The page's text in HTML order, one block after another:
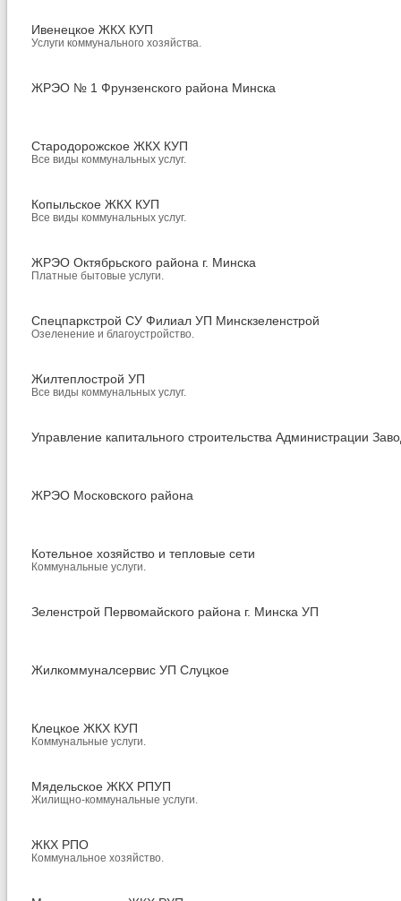
Ивенецкое ЖКХ КУП
Услуги коммунального хозяйства.
ЖРЭО № 1 Фрунзенского района Минска
Стародорожское ЖКХ КУП
Все виды коммунальных услуг.
Копыльское ЖКХ КУП
Все виды коммунальных услуг.
ЖРЭО Октябрьского района г. Минска
Платные бытовые услуги.
Спецпаркстрой СУ Филиал УП Минскзеленстрой
Озеленение и благоустройство.
Жилтеплострой УП
Все виды коммунальных услуг.
Управление капитального строительства Администрации
ЖРЭО Московского района
Котельное хозяйство и тепловые сети
Коммунальные услуги.
Зеленстрой Первомайского района г. Минска УП
Жилкоммуналсервис УП Слуцкое
Клецкое ЖКХ КУП
Коммунальные услуги.
Мядельское ЖКХ РПУП
Жилищно-коммунальные услуги.
ЖКХ РПО
Коммунальное хозяйство.